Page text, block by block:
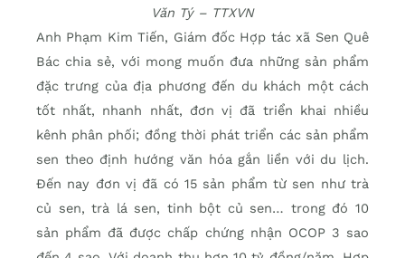
Văn Tý – TTXVN
Anh Phạm Kim Tiến, Giám đốc Hợp tác xã Sen Quê
Bác chia sẻ, với mong muốn đưa những sản phẩm
đặc trưng của địa phương đến du khách một cách
tốt nhất, nhanh nhất, đơn vị đã triển khai nhiều
kênh phân phối; đồng thời phát triển các sản phẩm
sen theo định hướng văn hóa gắn liền với du lịch.
Đến nay đơn vị đã có 15 sản phẩm từ sen như trà
củ sen, trà lá sen, tinh bột củ sen… trong đó 10
sản phẩm đã được chấp chứng nhận OCOP 3 sao